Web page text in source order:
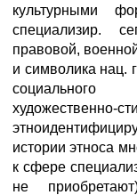
культурными
специализир.
правовой,
и символика нац.
социального
истории этноса
к сфере
не